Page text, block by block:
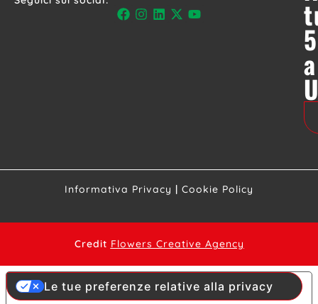
a
Informativa Privacy | Cookie Policy
Credit Flowers Creative Agency
Le tue preferenze relative alla privacy